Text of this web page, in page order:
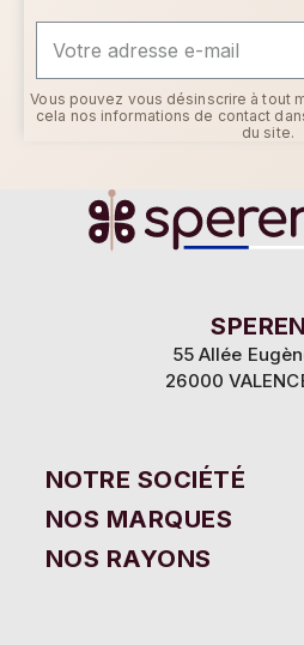
Vous pouvez vous désinscrire à tout
cela nos informations de contact
du site.
55 Allée
26000
NOTRE SOCIÉTÉ
NOS MARQUES
NOS RAYONS